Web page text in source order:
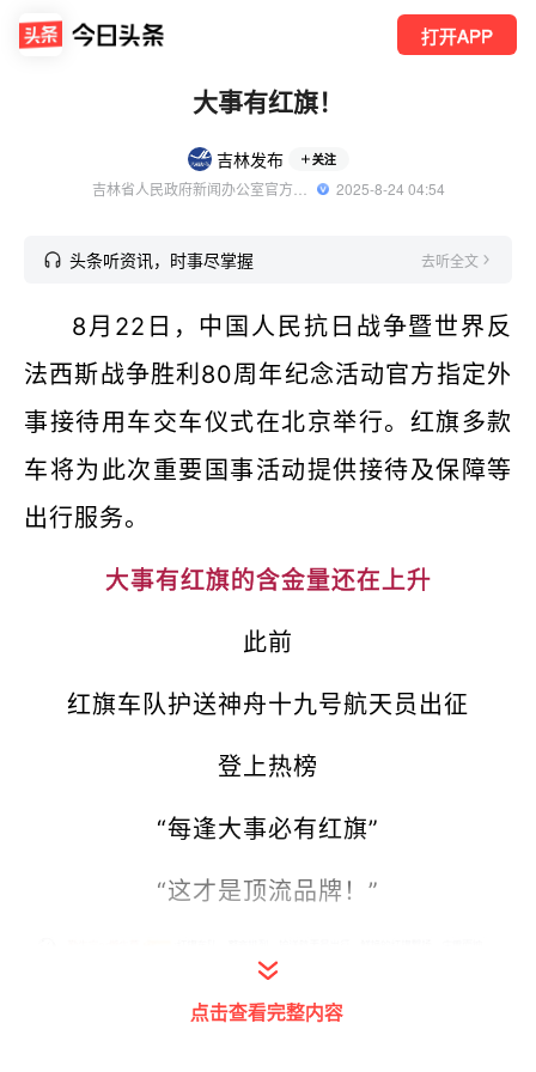
打开APP
大事有红旗！
吉林发布 关注
  2025-8-24 04:54
头条听资讯，时事尽掌握 去听全文
8月22日，中国人民抗日战争暨世界反
法西斯战争胜利80周年纪念活动官方指定外
事接待用车交车仪式在北京举行。红旗多款
车将为此次重要国事活动提供接待及保障等
出行服务。
大事有红旗的含金量还在上升
此前
红旗车队护送神舟十九号航天员出征
登上热榜
“每逢大事必有红旗”
“这才是顶流品牌！”
点击查看完整内容